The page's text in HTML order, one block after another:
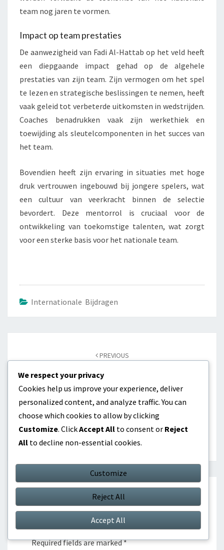
team nog jaren te vormen.
Impact op team prestaties
De aanwezigheid van Fadi Al-Hattab op het veld heeft
een diepgaande impact gehad op de algehele
prestaties van zijn team. Zijn vermogen om het spel
te lezen en strategische beslissingen te nemen, heeft
vaak geleid tot verbeterde uitkomsten in wedstrijden.
Coaches benadrukken vaak zijn werkethiek en
toewijding als sleutelcomponenten in het succes van
het team.
Bovendien heeft zijn ervaring in situaties met hoge
druk vertrouwen ingebouwd bij jongere spelers, wat
een cultuur van veerkracht binnen de selectie
bevordert. Deze mentorrol is cruciaal voor de
ontwikkeling van toekomstige talenten, wat zorgt
voor een sterke basis voor het nationale team.
Internationale Bijdragen
PREVIOUS
Jordanië, Belangrijke Wedstrijden, Impact
NEXT
Baha Faisal: Carrière Mijlpalen, Belangrijke Wedstrijden,
Onderscheidingen
Leave a Reply
Your email address will not be published.
Required fields are marked*
We respect your privacy
Cookies help us improve your experience, deliver
personalized content, and analyze traffic. You can
choose which cookies to allow by clicking
Customize. ClickAccept All to consent or Reject
All to decline non-essential cookies.
Customize
Reject All
Accept All